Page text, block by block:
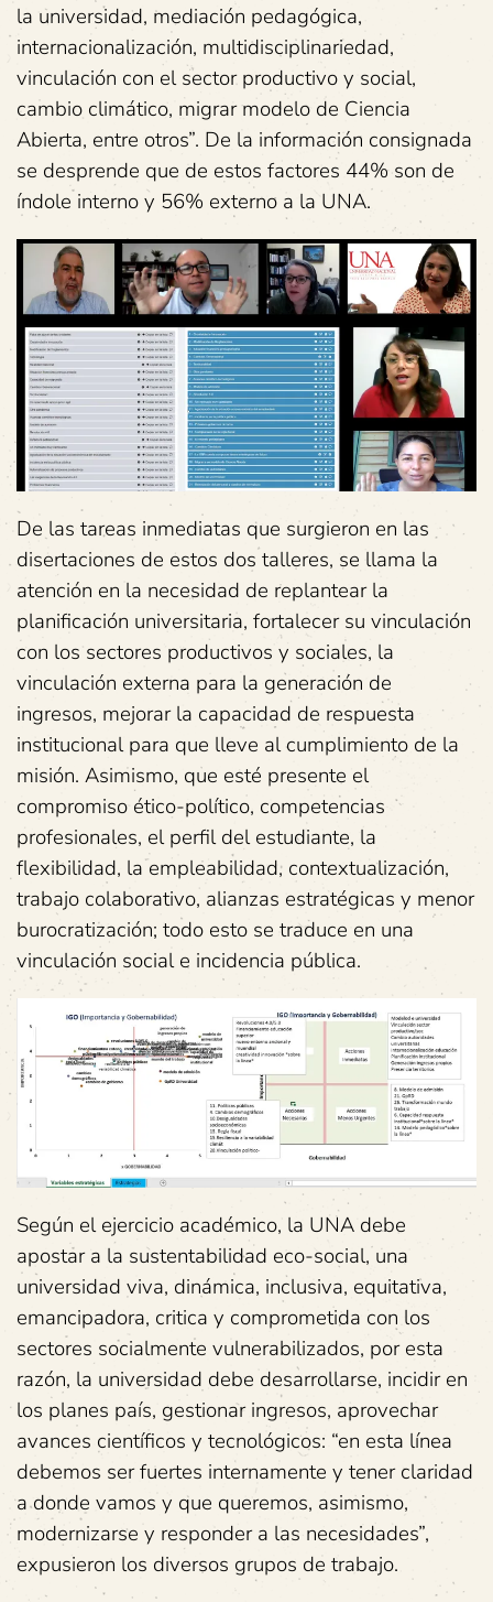
la universidad, mediación pedagógica,
internacionalización, multidisciplinariedad,
vinculación con el sector productivo y social,
cambio climático, migrar modelo de Ciencia
Abierta, entre otros”. De la información consignada
se desprende que de estos factores 44% son de
índole interno y 56% externo a la UNA.
De las tareas inmediatas que surgieron en las
disertaciones de estos dos talleres, se llama la
atención en la necesidad de replantear la
planificación universitaria, fortalecer su vinculación
con los sectores productivos y sociales, la
vinculación externa para la generación de
ingresos, mejorar la capacidad de respuesta
institucional para que lleve al cumplimiento de la
misión. Asimismo, que esté presente el
compromiso ético-político, competencias
profesionales, el perfil del estudiante, la
flexibilidad, la empleabilidad, contextualización,
trabajo colaborativo, alianzas estratégicas y menor
burocratización; todo esto se traduce en una
vinculación social e incidencia pública.
Según el ejercicio académico, la UNA debe
apostar a la sustentabilidad eco-social, una
universidad viva, dinámica, inclusiva, equitativa,
emancipadora, critica y comprometida con los
sectores socialmente vulnerabilizados, por esta
razón, la universidad debe desarrollarse, incidir en
los planes país, gestionar ingresos, aprovechar
avances científicos y tecnológicos: “en esta línea
debemos ser fuertes internamente y tener claridad
a donde vamos y que queremos, asimismo,
modernizarse y responder a las necesidades”,
expusieron los diversos grupos de trabajo.